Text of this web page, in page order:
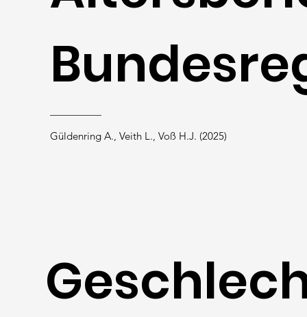
Güldenring A., Veith L., Voß H.J. (2025)